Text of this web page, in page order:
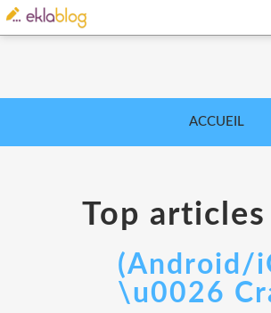
ACCUEIL
Top articles
(Android/
\u0026